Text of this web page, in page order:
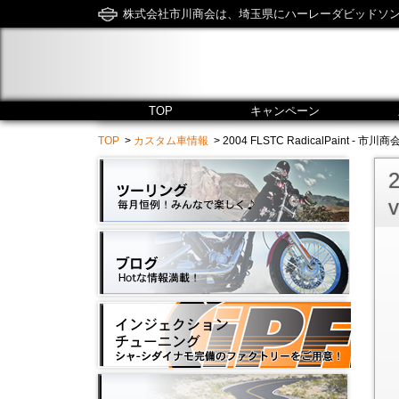
株式会社市川商会は、埼玉県にハーレーダビッドソ
TOP キャンペーン
TOP > カスタム車情報 > 2004 FLSTC RadicalPaint - 市川商